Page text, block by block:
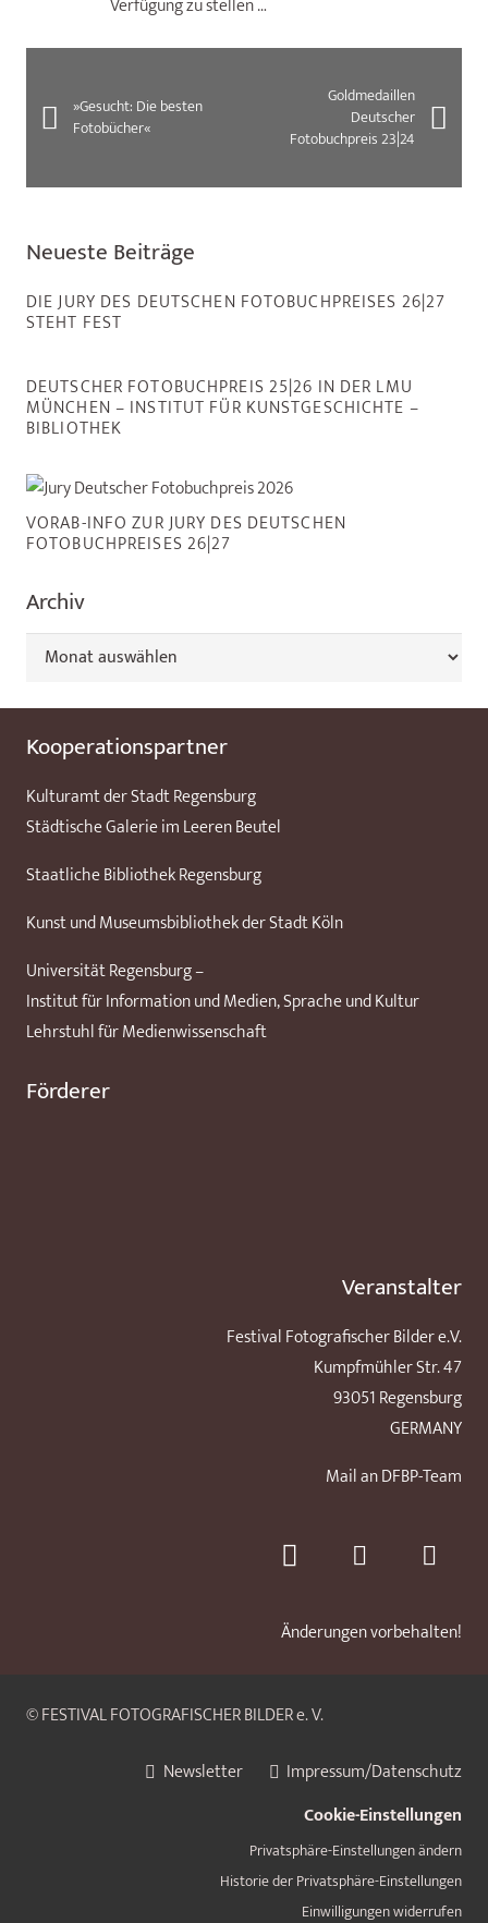
»Gesucht: Die besten
Fotobücher«
Goldmedaillen
Deutscher
Fotobuchpreis 23|24
Neueste Beiträge
DIE JURY DES DEUTSCHEN FOTOBUCHPREISES 26|27
STEHT FEST
DEUTSCHER FOTOBUCHPREIS 25|26 IN DER LMU
MÜNCHEN – INSTITUT FÜR KUNSTGESCHICHTE –
BIBLIOTHEK
VORAB-INFO ZUR JURY DES DEUTSCHEN
FOTOBUCHPREISES 26|27
Archiv
Archiv
Kooperationspartner
Kulturamt der Stadt Regensburg
Städtische Galerie im Leeren Beutel
Staatliche Bibliothek Regensburg
Kunst und Museumsbibliothek der Stadt Köln
Universität Regensburg –
Institut für Information und Medien, Sprache und Kultur
Lehrstuhl für Medienwissenschaft
Förderer
Veranstalter
Festival Fotografischer Bilder e.V.
Kumpfmühler Str. 47
93051 Regensburg
GERMANY
Mail an DFBP-Team
Änderungen vorbehalten!
© FESTIVAL FOTOGRAFISCHER BILDER e. V.
Newsletter
Impressum/Datenschutz
Cookie-Einstellungen
Privatsphäre-Einstellungen ändern
Historie der Privatsphäre-Einstellungen
Einwilligungen widerrufen